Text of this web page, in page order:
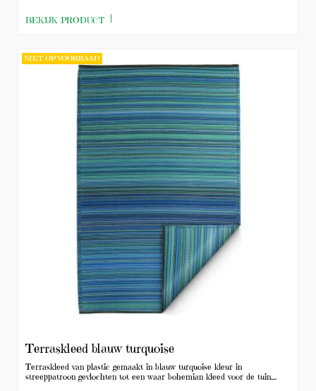
BEKIJK PRODUCT
NIET OP VOORRAAD
Terraskleed blauw turquoise
Terraskleed van plastic gemaakt in blauw turquoise kleur in
streeppatroon gevlochten tot een waar bohemian kleed voor de tuin....